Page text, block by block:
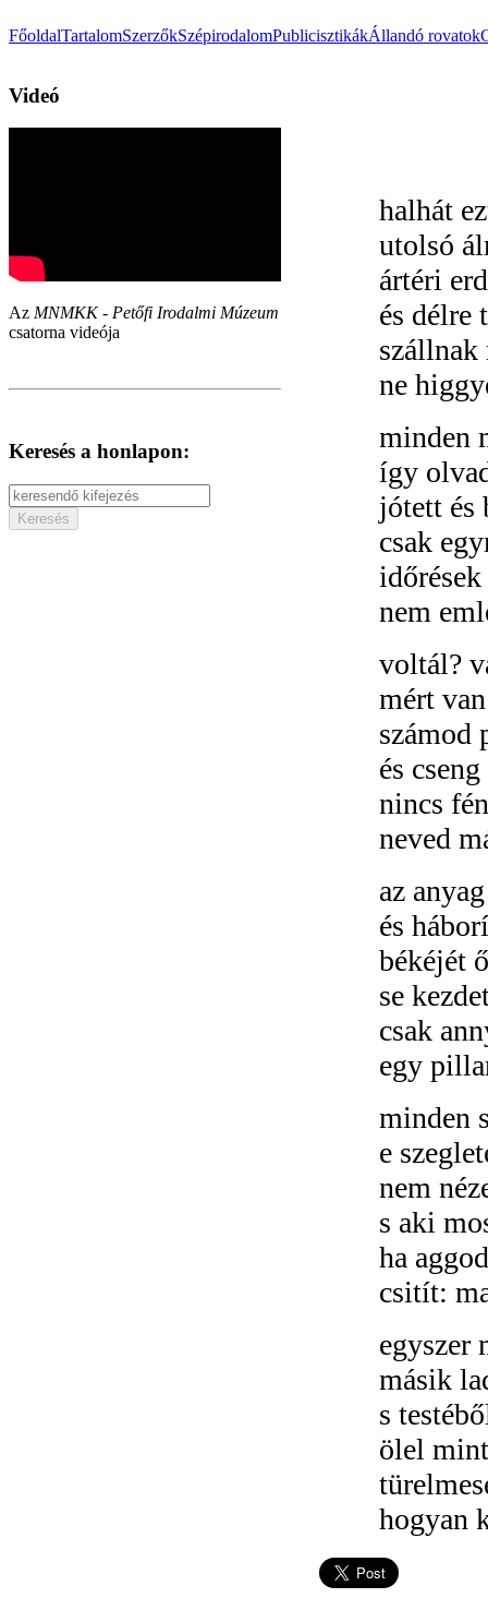
FőoldalTartalomSzerzőkSzépirodalomPublicisztikákÁllandó rovatok
Videó
Az MNMKK - Petőfi Irodalmi Múzeum
csatorna videója
Keresés a honlapon:
halhát
utolsó
ártéri
és délre
szállnak
ne
minden
így
jótett és
csak
nem
voltál?
mért
számod
és
nincs
neved
az
és
békéjét
se
csak
egy
minden
e
nem
s aki
ha
csitít:
egyszer
másik
s
ölel
hogyan